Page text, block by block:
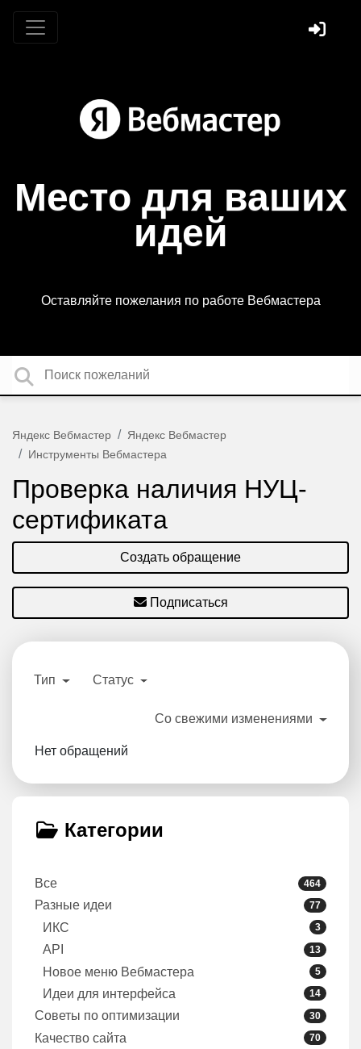
Место для ваших
идей
Оставляйте пожелания по работе Вебмастера
Яндекс Вебмастер
Яндекс Вебмастер
Инструменты Вебмастера
Проверка наличия НУЦ-
сертификата
Создать обращение
Подписаться
Тип Статус
Со свежими изменениями
Нет обращений
Категории
Все 464
Разные идеи 77
ИКС 3
API 13
Новое меню Вебмастера 5
Идеи для интерфейса 14
Советы по оптимизации 30
Качество сайта 70